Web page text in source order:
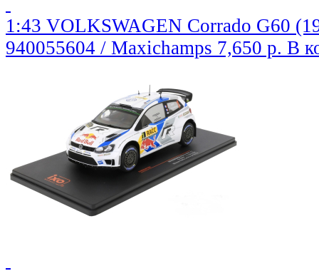
1:43 VOLKSWAGEN Corrado G60
940055604 / Maxichamps 7,650 р. В